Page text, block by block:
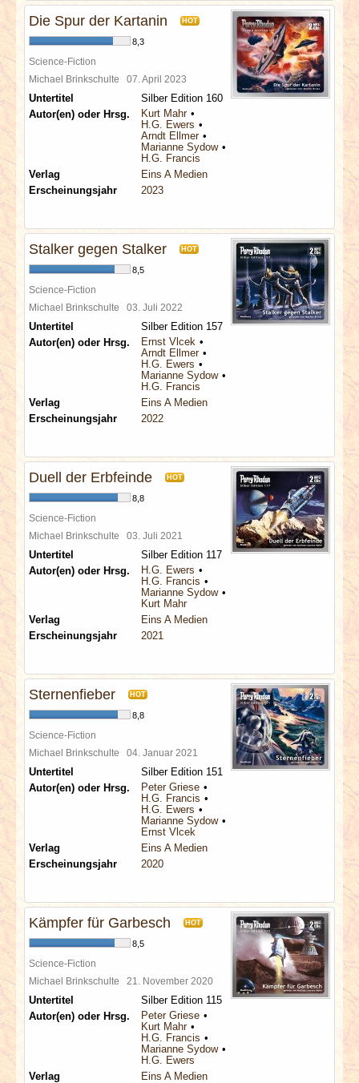
Die Spur der Kartanin HOT
8,3
Science-Fiction
Michael Brinkschulte 07. April 2023
Untertitel
Silber Edition 160
Autor(en) oder Hrsg.
Kurt Mahr
H.G. Ewers
Arndt Ellmer
Marianne Sydow
H.G. Francis
Verlag
Eins A Medien
Erscheinungsjahr
2023
Stalker gegen Stalker HOT
8,5
Science-Fiction
Michael Brinkschulte 03. Juli 2022
Untertitel
Silber Edition 157
Autor(en) oder Hrsg.
Ernst Vlcek
Arndt Ellmer
H.G. Ewers
Marianne Sydow
H.G. Francis
Verlag
Eins A Medien
Erscheinungsjahr
2022
Duell der Erbfeinde HOT
8,8
Science-Fiction
Michael Brinkschulte 03. Juli 2021
Untertitel
Silber Edition 117
Autor(en) oder Hrsg.
H.G. Ewers
H.G. Francis
Marianne Sydow
Kurt Mahr
Verlag
Eins A Medien
Erscheinungsjahr
2021
Sternenfieber HOT
8,8
Science-Fiction
Michael Brinkschulte 04. Januar 2021
Untertitel
Silber Edition 151
Autor(en) oder Hrsg.
Peter Griese
H.G. Francis
H.G. Ewers
Marianne Sydow
Ernst Vlcek
Verlag
Eins A Medien
Erscheinungsjahr
2020
Kämpfer für Garbesch HOT
8,5
Science-Fiction
Michael Brinkschulte 21. November 2020
Untertitel
Silber Edition 115
Autor(en) oder Hrsg.
Peter Griese
Kurt Mahr
H.G. Francis
Marianne Sydow
H.G. Ewers
Verlag
Eins A Medien